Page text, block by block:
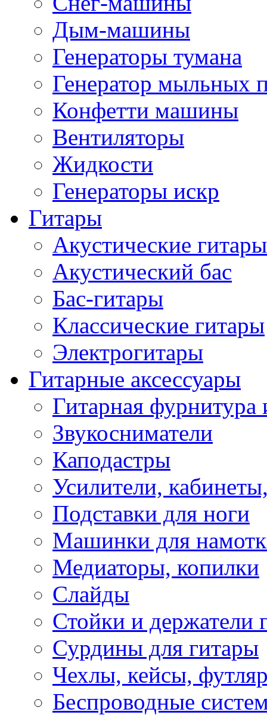
Дым-машины
Генераторы тумана
Генератор мыльных
Конфетти машины
Вентиляторы
Жидкости
Генераторы искр
Гитары
Акустические гитары
Акустический бас
Бас-гитары
Классические гитары
Электрогитары
Гитарные аксессуары
Гитарная фурнитура
Звукосниматели
Каподастры
Усилители,
Подставки для ноги
Машинки для
Медиаторы, копилки
Слайды
Стойки и держатели
Сурдины для гитары
Чехлы, кейсы,
Беспроводные